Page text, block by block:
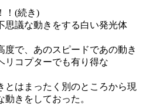
！(続き)
思議な動きをする白い発光体
度で、あのスピードであの動き
リコプターでも有り得な
とはまったく別のところから現
きをしておった。